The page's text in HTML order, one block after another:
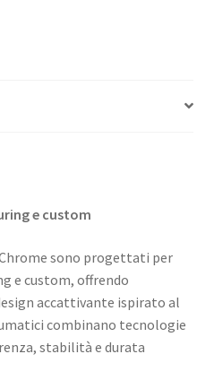
e custom
sono progettati per
e custom, offrendo
accattivante ispirato al
combinano tecnologie
stabilità e durata